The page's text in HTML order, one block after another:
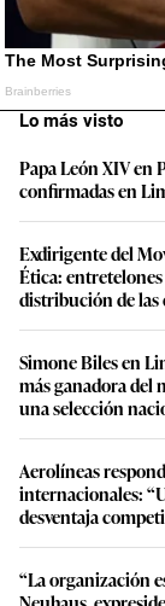
Lo más visto
Papa León XIV en
confirmadas en
Exdirigente del
Ética:
distribución de las
Simone Biles en
más ganadora del
una selección
Aerolíneas
internacionales:
desventaja
“La organización